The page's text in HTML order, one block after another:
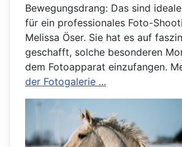
Bewegungsdrang: Das sind
für ein professionales Foto-
Melissa Öser. Sie hat es auf
geschafft, solche besonderen
dem Fotoapparat einzufangen.
der Fotogalerie ...